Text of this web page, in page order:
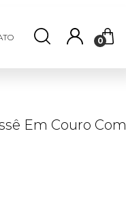
0
Em Couro Com